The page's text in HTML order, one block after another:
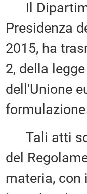
Il
Presidenza
2015, ha
2, della
dell'Unione
Tali atti
del
materia, con